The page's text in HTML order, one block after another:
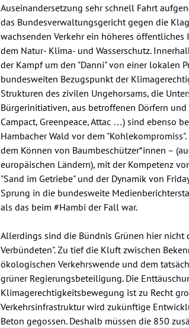
Auseinandersetzung sehr schnell Fahrt
das Bundesverwaltungsgericht gegen die
wachsenden Verkehr ein höheres öffentliches
dem Natur- Klima- und Wasserschutz.
der Kampf um den "Danni" von einer lokalen
bundesweiten Bezugspunkt der
Strukturen des zivilen Ungehorsams, die
Bürgerinitiativen, aus betroffenen Dörfern und
Campact, Greenpeace, Attac …) sind ebenso
Hambacher Wald vor dem
dem Können von Baumbeschützer*innen –
europäischen Ländern), mit der Kompetenz
"Sand im Getriebe" und der Dynamik von
Sprung in die bundesweite
als das beim #Hambi der Fall war.
Allerdings sind die Bündnis Grünen hier nicht
Verbündeten". Zu tief die Kluft zwischen
ökologischen Verkehrswende und dem
grüner Regierungsbeteiligung. Die
Klimagerechtigkeitsbewegung ist zu Recht
Verkehrsinfrastruktur wird zukünftige
Beton gegossen. Deshalb müssen die 850